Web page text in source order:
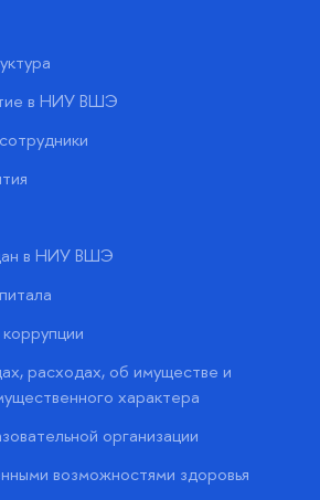
в НИУ ВШЭ
в НИУ ВШЭ
расходах, об имуществе и
характера
организации
возможностями здоровья